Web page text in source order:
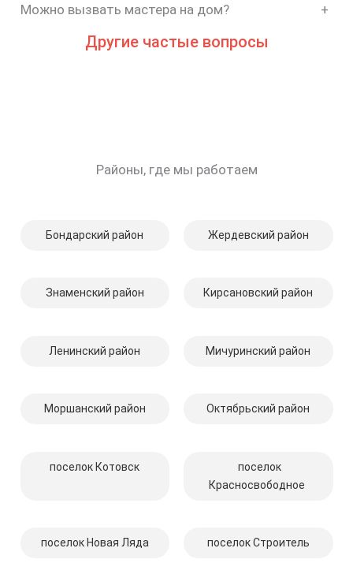
Можно вызвать мастера на дом? +
Другие частые вопросы
Районы, где мы работаем
Бондарский район Жердевский район
Знаменский район Кирсановский район
Ленинский район Мичуринский район
Моршанский район Октябрьский район
поселок Котовск
поселок
Красносвободное
поселок Новая Ляда поселок Строитель